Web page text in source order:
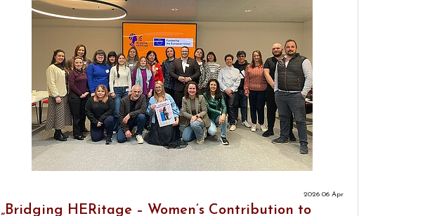
2026 06 Apr
„Bridging HERitage – Women’s Contribution to